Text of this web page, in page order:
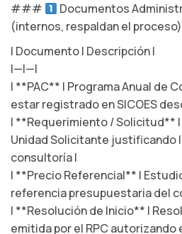
###
Documentos
(internos, respaldan el proceso)
| Documento | Descripción |
|—|—|
| **PAC** | Programa Anual de
estar registrado en SICOES
| **Requerimiento / Solicitud**
Unidad Solicitante justificando
consultoría |
| **Precio Referencial** |
referencia presupuestaria del
| **Resolución de Inicio** |
emitida por el RPC autorizando